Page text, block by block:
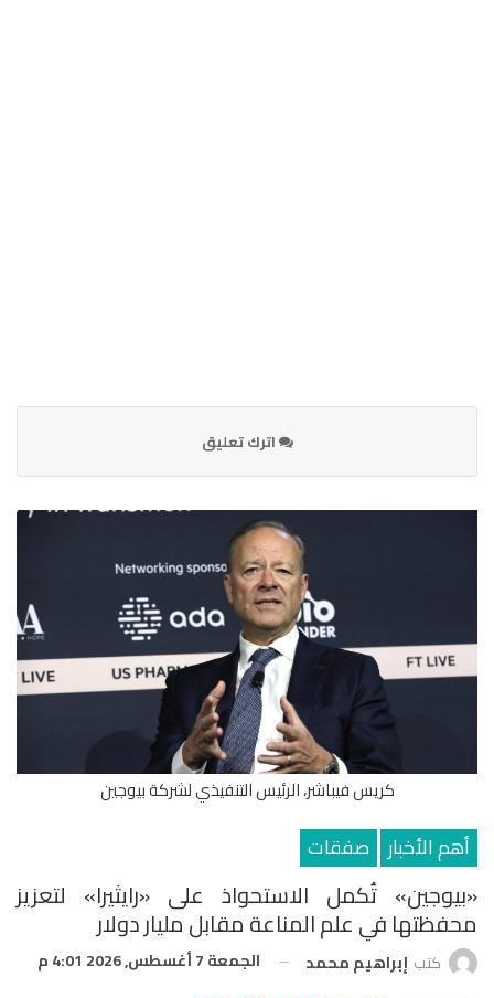
اترك تعليق
كريس فيباشر، الرئيس التنفيذي لشركة بيوجين
أهم الأخبار صفقات
«بيوجين» تُكمل الاستحواذ على «رايثيرا» لتعزيز
محفظتها في علم المناعة مقابل مليار دولار
كتب إبراهيم محمد الجمعة 7 أغسطس, 2026 4:01 م